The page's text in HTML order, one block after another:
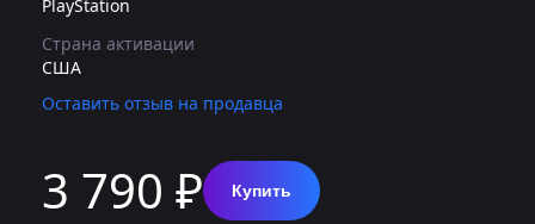
PlayStation
Страна активации
США
Оставить отзыв на продавца
3 790 ₽ Купить